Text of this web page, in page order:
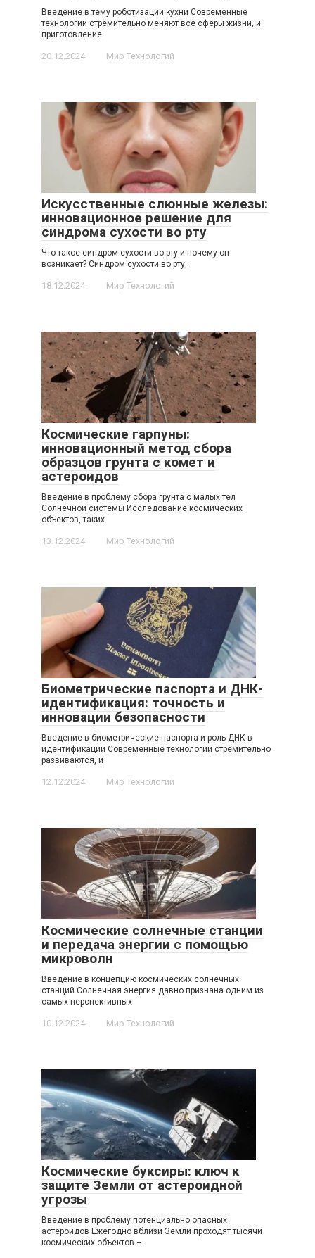
Введение в тему роботизации кухни Современные
технологии стремительно меняют все сферы жизни, и
приготовление
20.12.2024 Мир Технологий
Искусственные слюнные железы:
инновационное решение для
синдрома сухости во рту
Что такое синдром сухости во рту и почему он
возникает? Синдром сухости во рту,
18.12.2024 Мир Технологий
Космические гарпуны:
инновационный метод сбора
образцов грунта с комет и
астероидов
Введение в проблему сбора грунта с малых тел
Солнечной системы Исследование космических
объектов, таких
13.12.2024 Мир Технологий
Биометрические паспорта и ДНК-
идентификация: точность и
инновации безопасности
Введение в биометрические паспорта и роль ДНК в
идентификации Современные технологии стремительно
развиваются, и
12.12.2024 Мир Технологий
Космические солнечные станции
и передача энергии с помощью
микроволн
Введение в концепцию космических солнечных
станций Солнечная энергия давно признана одним из
самых перспективных
10.12.2024 Мир Технологий
Космические буксиры: ключ к
защите Земли от астероидной
угрозы
Введение в проблему потенциально опасных
астероидов Ежегодно вблизи Земли проходят тысячи
космических объектов –